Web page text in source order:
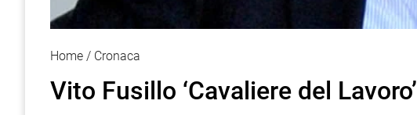
Home Cronaca
Vito Fusillo ‘Cavaliere del Lavoro’